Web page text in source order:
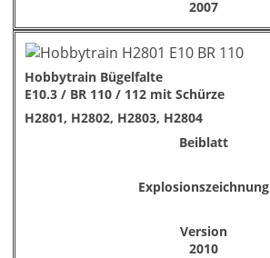
2007
Hobbytrain Bügelfalte
E10.3 / BR 110 / 112 mit Schürze
H2801, H2802, H2803, H2804
Beiblatt
Explosionszeichnung
Version
2010